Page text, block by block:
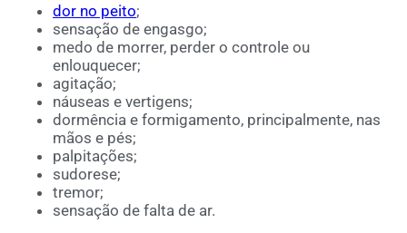
dor no peito;
sensação de engasgo;
medo de morrer, perder o controle ou
enlouquecer;
agitação;
náuseas e vertigens;
dormência e formigamento, principalmente, nas
mãos e pés;
palpitações;
sudorese;
tremor;
sensação de falta de ar.